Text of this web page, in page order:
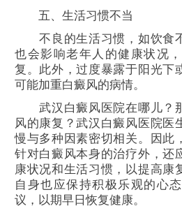
五、生活习惯不当
不良的生活习惯，如饮食不
也会影响老年人的健康状况
复。此外，过度暴露于阳光下
可能加重白癜风的病情。
武汉白癜风医院在哪儿？
风的康复？武汉白癜风医院医
慢与多种因素密切相关。因此
针对白癜风本身的治疗外，还
康状况和生活习惯，以提高康
自身也应保持积极乐观的心
议，以期早日恢复健康。